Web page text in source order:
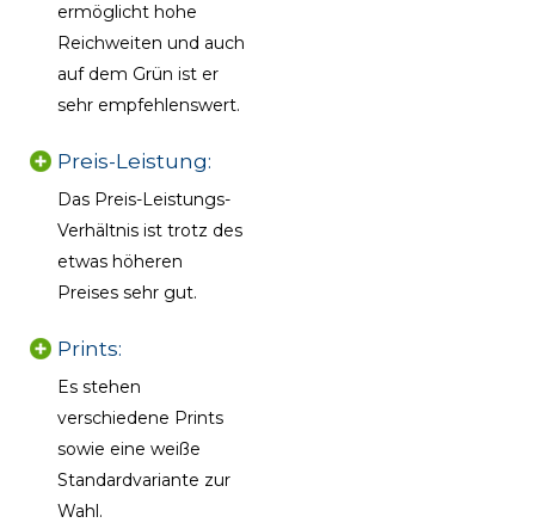
ermöglicht hohe
Reichweiten und auch
auf dem Grün ist er
sehr empfehlenswert.
Preis-Leistung:
Das Preis-Leistungs-
Verhältnis ist trotz des
etwas höheren
Preises sehr gut.
Prints:
Es stehen
verschiedene Prints
sowie eine weiße
Standardvariante zur
Wahl.